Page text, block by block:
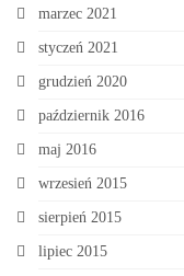
marzec 2021
styczeń 2021
grudzień 2020
październik 2016
maj 2016
wrzesień 2015
sierpień 2015
lipiec 2015